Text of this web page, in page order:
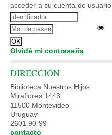
acceder a su cuenta de usuario
Olvidé mi contraseña
DIRECCIÓN
Biblioteca Nuestros Hijos
Miraflores 1443
11500 Montevideo
Uruguay
2601 90 99
contacto